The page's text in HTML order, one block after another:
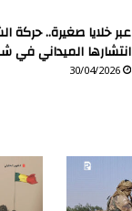
عبر خلايا صغيرة.. حركة
انتشارها الميداني
30/04/2026